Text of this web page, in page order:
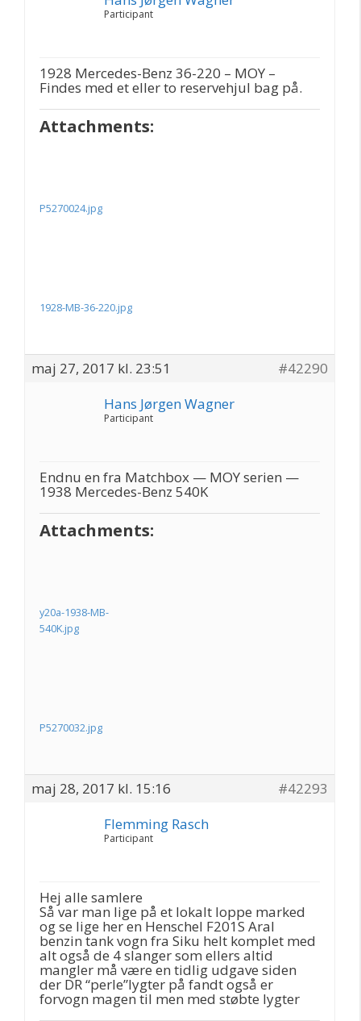
Participant
1928 Mercedes-Benz 36-220 – MOY –
Findes med et eller to reservehjul bag på.
Attachments:
P5270024.jpg
1928-MB-36-220.jpg
maj 27, 2017 kl. 23:51
#42290
Hans Jørgen Wagner
Participant
Endnu en fra Matchbox — MOY serien —
1938 Mercedes-Benz 540K
Attachments:
y20a-1938-MB-
540K.jpg
P5270032.jpg
maj 28, 2017 kl. 15:16
#42293
Flemming Rasch
Participant
Hej alle samlere
Så var man lige på et lokalt loppe marked
og se lige her en Henschel F201S Aral
benzin tank vogn fra Siku helt komplet med
alt også de 4 slanger som ellers altid
mangler må være en tidlig udgave siden
der DR “perle”lygter på fandt også er
forvogn magen til men med støbte lygter